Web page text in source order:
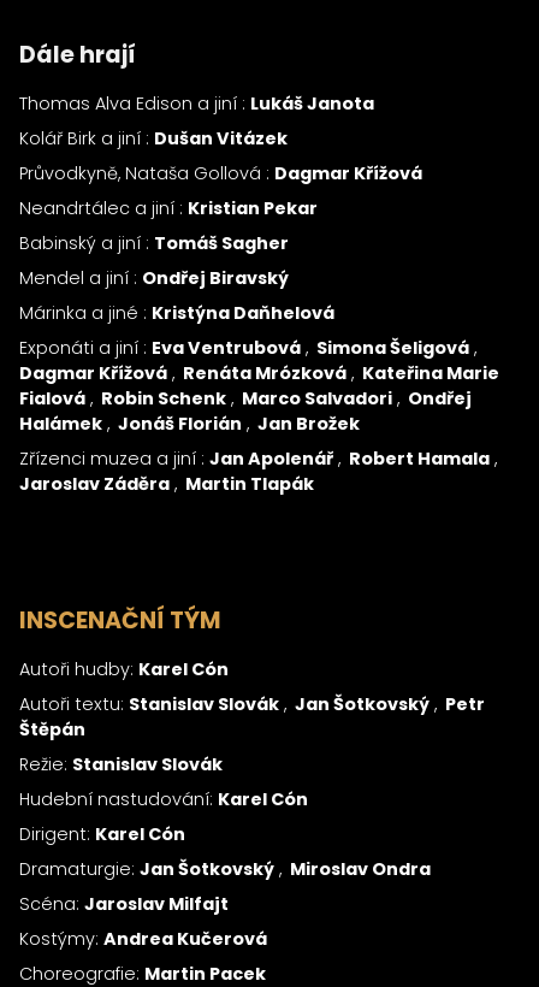
Dále hrají
Thomas Alva Edison a jiní : Lukáš Janota
Kolář Birk a jiní : Dušan Vitázek
Průvodkyně, Nataša Gollová : Dagmar Křížová
Neandrtálec a jiní : Kristian Pekar
Babinský a jiní : Tomáš Sagher
Mendel a jiní : Ondřej Biravský
Márinka a jiné : Kristýna Daňhelová
Exponáti a jiní : Eva Ventrubová
Simona Šeligová
Dagmar Křížová
Renáta Mrózková
Kateřina Marie
Fialová
Robin Schenk Marco Salvadori
Ondřej
Halámek
Jonáš Florián
Jan Brožek
Zřízenci muzea a jiní : Jan Apolenář
Robert Hamala
Jaroslav Záděra
Martin Tlapák
INSCENAČNÍ TÝM
Autoři hudby: Karel Cón
Autoři textu: Stanislav Slovák Jan Šotkovský
Petr
Štěpán
Režie: Stanislav Slovák
Hudební nastudování: Karel Cón
Dirigent: Karel Cón
Dramaturgie: Jan Šotkovský
Miroslav Ondra
Scéna: Jaroslav Milfajt
Kostýmy: Andrea Kučerová
Choreografie: Martin Pacek